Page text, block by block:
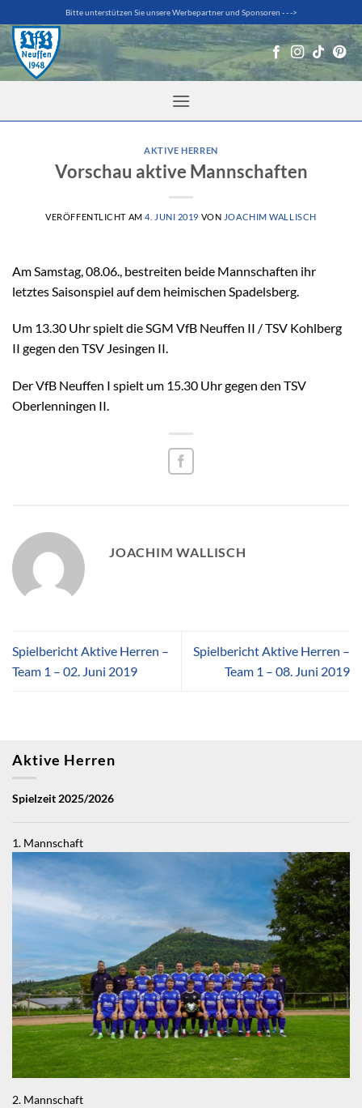
Inhalt
springen
Bitte unterstützen Sie unsere Werbepartner und Sponsoren - - ->
AKTIVE HERREN
Vorschau aktive Mannschaften
VERÖFFENTLICHT AM4. JUNI 2019 VON JOACHIM WALLISCH
Am Samstag, 08.06., bestreiten beide Mannschaften ihr
letztes Saisonspiel auf dem heimischen Spadelsberg.
Um 13.30 Uhr spielt die SGM VfB Neuffen II / TSV Kohlberg
II gegen den TSV Jesingen II.
Der VfB Neuffen I spielt um 15.30 Uhr gegen den TSV
Oberlenningen II.
JOACHIM WALLISCH
Spielbericht Aktive Herren –
Team 1 – 02. Juni 2019
Spielbericht Aktive Herren –
Team 1 – 08. Juni 2019
Aktive Herren
Spielzeit 2025/2026
1. Mannschaft
2. Mannschaft